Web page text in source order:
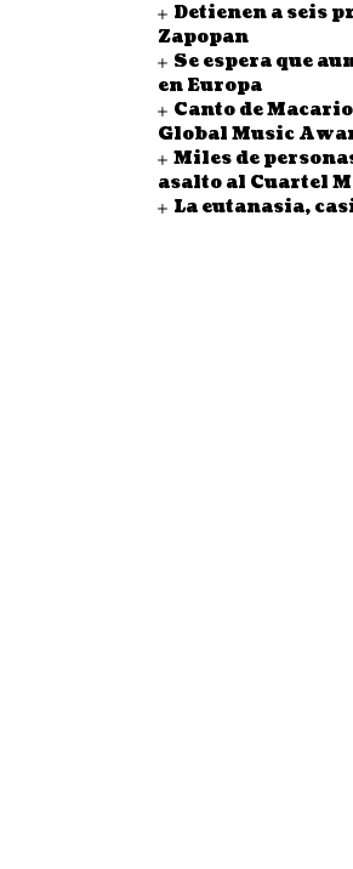
Detienen a seis
Zapopan
Se espera que
en Europa
Canto de
Global Music
Miles de
asalto al Cuartel
La eutanasia,